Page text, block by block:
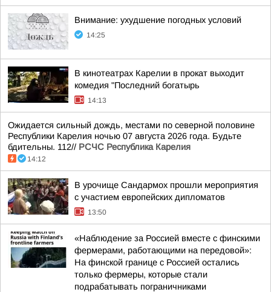
Внимание: ухудшение погодных условий
14:25
В кинотеатрах Карелии в прокат выходит
комедия "Последний богатырь
14:13
Ожидается сильный дождь, местами по северной половине
Республики Карелия ночью 07 августа 2026 года. Будьте
бдительны. 112// РСЧС Республика Карелия
14:12
В урочище Сандармох прошли мероприятия
с участием европейских дипломатов
13:50
«Наблюдение за Россией вместе с финскими
фермерами, работающими на передовой»:
На финской границе с Россией остались
только фермеры, которые стали
подрабатывать пограничниками